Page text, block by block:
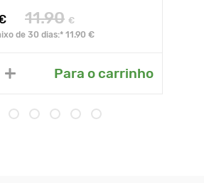
11.90 €
de 30 dias:* 11.90 €
Para o carrinho